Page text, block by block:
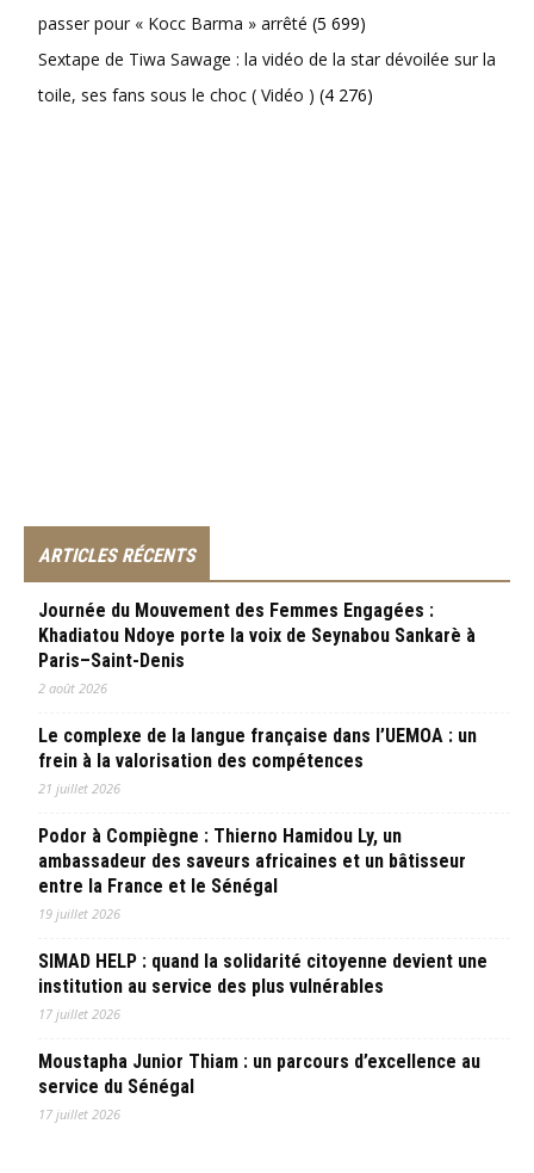
passer pour « Kocc Barma » arrêté (5 699)
Sextape de Tiwa Sawage : la vidéo de la star dévoilée sur la
toile, ses fans sous le choc ( Vidéo ) (4 276)
ARTICLES RÉCENTS
Journée du Mouvement des Femmes Engagées :
Khadiatou Ndoye porte la voix de Seynabou Sankarè à
Paris–Saint-Denis
2 août 2026
Le complexe de la langue française dans l’UEMOA : un
frein à la valorisation des compétences
21 juillet 2026
Podor à Compiègne : Thierno Hamidou Ly, un
ambassadeur des saveurs africaines et un bâtisseur
entre la France et le Sénégal
19 juillet 2026
SIMAD HELP : quand la solidarité citoyenne devient une
institution au service des plus vulnérables
17 juillet 2026
Moustapha Junior Thiam : un parcours d’excellence au
service du Sénégal
17 juillet 2026